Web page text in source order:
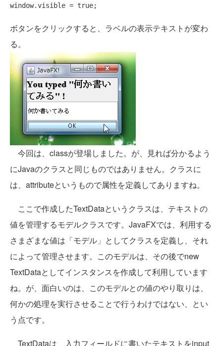
window.visible = true
ボタンをクリックすると、ラベルの表示テキストが変わ
る。
今回は、classが登場しました。が、見れば分かるよう
にJavaのクラスと同じものではありません。クラスに
は、attributeというもので属性を定義してありますね。
ここで作成したTextDataというクラスは、テキストの
値を管理するモデルクラスです。JavaFXでは、利用する
さまざまな値は「モデル」としてクラスを定義し、それ
によって管理させます。このモデルは、その後でnew
TextDataとしてインスタンスを作成して利用しています
ね。が、面白いのは、このモデルとの値のやり取りは、
何かの処理を実行させることで行うわけではない、とい
う点です。
TextDataは、入力フィールドに書いたテキストをinput